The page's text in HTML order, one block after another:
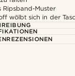
Ripsband-Muster
wölbt sich in der